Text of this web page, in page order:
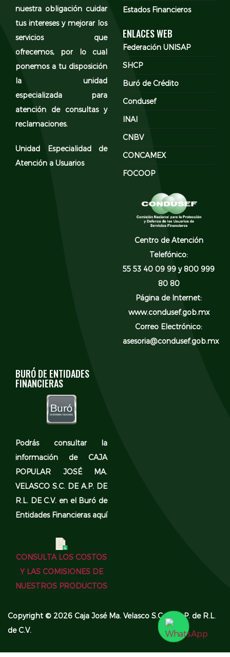
nuestra obligación cuidar
tus intereses y mejorar los
servicios que
ofrecemos, por lo cual
ponemos a tu disposición
la unidad
especializada para
atención de consultas y
reclamaciones.
Unidad Especialidad de
Atención a Usuarios
Estados Financieros
ENLACES WEB
Federación UNISAP
SHCP
Buró de Crédito
Condusef
INAI
CNBV
CONCAMEX
FOCOOP
Centro de Atención
Telefónico:
55 53 40 09 99 y 800 999
80 80
Página de Internet:
www.condusef.gob.mx
Correo Electrónico:
asesoria@condusef.gob.mx
BURÓ DE ENTIDADES
FINANCIERAS
Podrás consultar la
información de CAJA
POPULAR JOSÉ MA.
VELASCO S.C. DE A.P. DE
R.L. DE C.V. en el Buró de
Entidades Financieras aquí
CONSULTA LOS COSTOS
Y LAS COMISIONES DE
NUESTROS PRODUCTOS
Copyright © 2026 Caja José Ma. Velasco S.C. de A.P. de R.L.
de C.V.